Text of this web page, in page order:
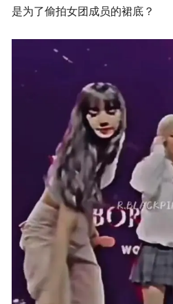
是为了偷拍女团成员的裙底？